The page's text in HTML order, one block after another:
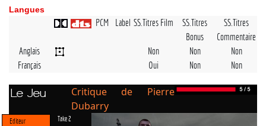
Langues
PCM Label SS.Titres Film
SS.Titres
Bonus
SS.Titres
Commentaire
Anglais
Non Non
Non
Français
Oui Non Non
Le Jeu
Critique de Pierre
Dubarry
Editeur Take 2